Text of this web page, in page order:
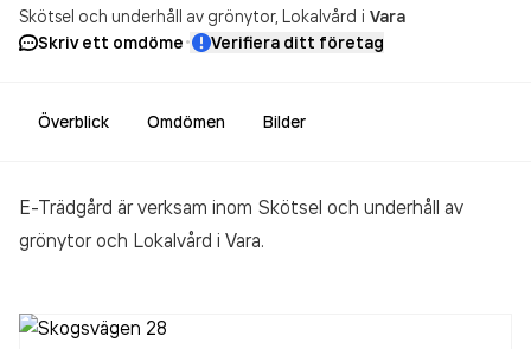
Skötsel och underhåll av grönytor Lokalvård i Vara
Skriv ett omdöme· Verifiera ditt företag
Överblick Omdömen Bilder
E-Trädgård är verksam inom Skötsel och underhåll av
grönytor och Lokalvård i Vara.